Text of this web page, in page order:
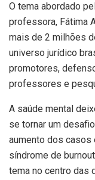
O tema abordado
professora, Fátima
mais de 2 milhões
universo jurídico
promotores,
professores e
A saúde mental
se tornar um
aumento dos casos
síndrome de
tema no centro das